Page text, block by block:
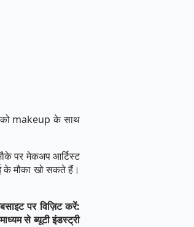
makeup के साथ
पर मेकअप आर्टिस्ट
मौका खो सकते हैं।
पर विज़िट करें:
से ब्यूटी इंडस्ट्री